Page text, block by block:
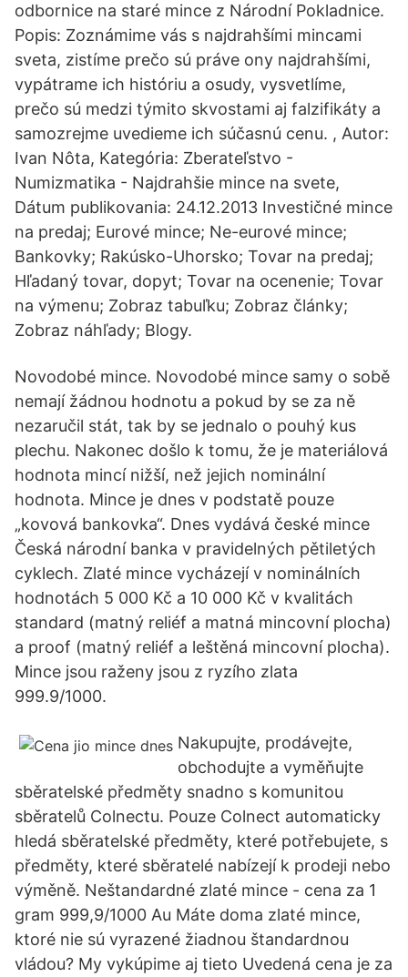
odbornice na staré mince z Národní Pokladnice.
Popis: Zoznámime vás s najdrahšími mincami
sveta, zistíme prečo sú práve ony najdrahšími,
vypátrame ich históriu a osudy, vysvetlíme,
prečo sú medzi týmito skvostami aj falzifikáty a
samozrejme uvedieme ich súčasnú cenu. , Autor:
Ivan Nôta, Kategória: Zberateľstvo -
Numizmatika - Najdrahšie mince na svete,
Dátum publikovania: 24.12.2013 Investičné mince
na predaj; Eurové mince; Ne-eurové mince;
Bankovky; Rakúsko-Uhorsko; Tovar na predaj;
Hľadaný tovar, dopyt; Tovar na ocenenie; Tovar
na výmenu; Zobraz tabuľku; Zobraz články;
Zobraz náhľady; Blogy.
Novodobé mince. Novodobé mince samy o sobě
nemají žádnou hodnotu a pokud by se za ně
nezaručil stát, tak by se jednalo o pouhý kus
plechu. Nakonec došlo k tomu, že je materiálová
hodnota mincí nižší, než jejich nominální
hodnota. Mince je dnes v podstatě pouze
„kovová bankovka“. Dnes vydává české mince
Česká národní banka v pravidelných pětiletých
cyklech. Zlaté mince vycházejí v nominálních
hodnotách 5 000 Kč a 10 000 Kč v kvalitách
standard (matný reliéf a matná mincovní plocha)
a proof (matný reliéf a leštěná mincovní plocha).
Mince jsou raženy jsou z ryzího zlata
999.9/1000.
Nakupujte, prodávejte,
obchodujte a vyměňujte
sběratelské předměty snadno s komunitou
sběratelů Colnectu. Pouze Colnect automaticky
hledá sběratelské předměty, které potřebujete, s
předměty, které sběratelé nabízejí k prodeji nebo
výměně. Neštandardné zlaté mince - cena za 1
gram 999,9/1000 Au Máte doma zlaté mince,
ktoré nie sú vyrazené žiadnou štandardnou
vládou? My vykúpime aj tieto Uvedená cena je za